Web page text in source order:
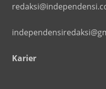
Karier